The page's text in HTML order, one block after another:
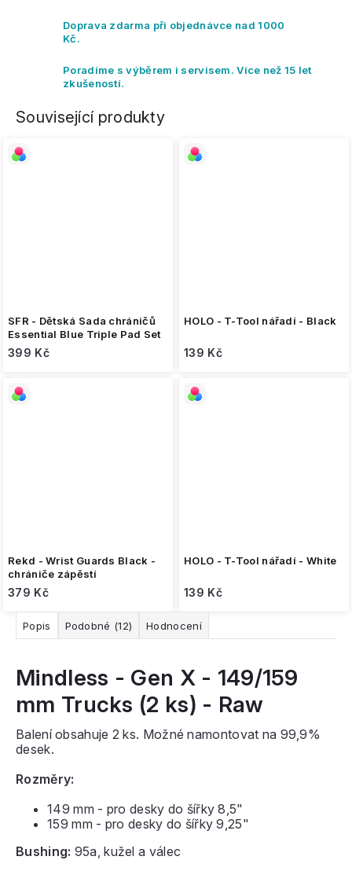
Doprava zdarma při objednávce nad 1000
Kč.
Poradíme s výběrem i servisem. Více než 15 let
zkušeností.
Související produkty
SFR - Dětská Sada chráničů
Essential Blue Triple Pad Set
399 Kč
HOLO - T-Tool nářadí - Black
139 Kč
Rekd - Wrist Guards Black -
chrániče zápěstí
379 Kč
HOLO - T-Tool nářadí - White
139 Kč
Popis Podobné (12) Hodnocení
Mindless - Gen X - 149/159
mm Trucks (2 ks) - Raw
Balení obsahuje 2 ks. Možné namontovat na 99,9%
desek.
Rozměry:
149 mm - pro desky do šířky 8,5"
159 mm - pro desky do šířky 9,25"
Bushing: 95a, kužel a válec